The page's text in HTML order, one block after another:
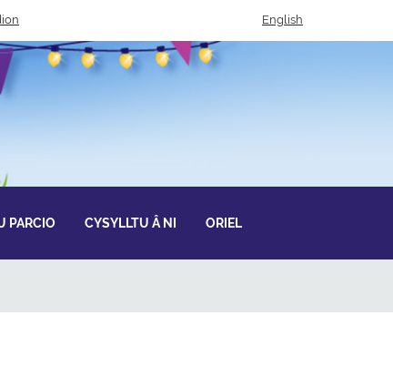
English
PARCIO CYSYLLTU Â NI ORIEL